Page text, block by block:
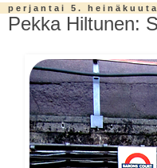
perjantai 5. heinäkuuta
Pekka Hiltunen: